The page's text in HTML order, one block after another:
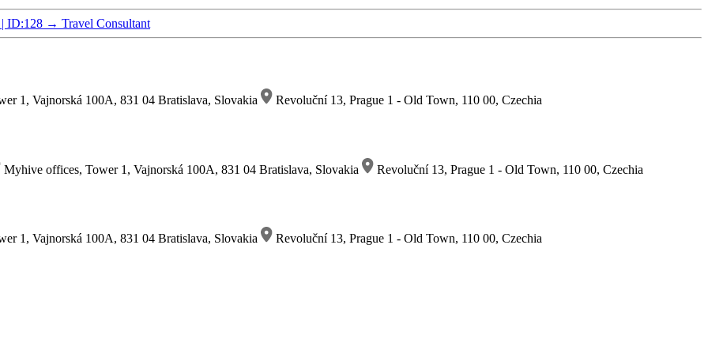
| ID:128 → Travel Consultant
1, Vajnorská 100A, 831 04 Bratislava, Slovakia Revoluční 13, Prague 1 - Old Town, 110 00, Czechia
Myhive offices, Tower 1, Vajnorská 100A, 831 04 Bratislava, Slovakia Revoluční 13, Prague 1 - Old Town, 110 00, Czechia
1, Vajnorská 100A, 831 04 Bratislava, Slovakia Revoluční 13, Prague 1 - Old Town, 110 00, Czechia